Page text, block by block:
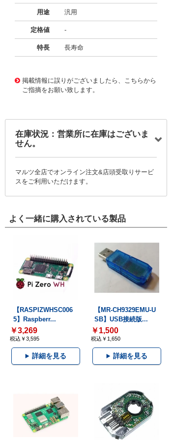
用途 汎用
定格値 -
特長 長寿命
掲載情報に誤りがございましたら、こちらから
ご指摘をお願い致します。
在庫状況：営業所に在庫はございま
せん。
マルツ全店でオンライン注文&店頭受取りサービ
スをご利用いただけます。
よく一緒に購入されている製品
【RASPIZWHSC006
5】Raspberr...
￥3,269
税込￥3,595
詳細を見る
【MR-CH9329EMU-U
SB】USB接続版...
￥1,500
税込￥1,650
詳細を見る